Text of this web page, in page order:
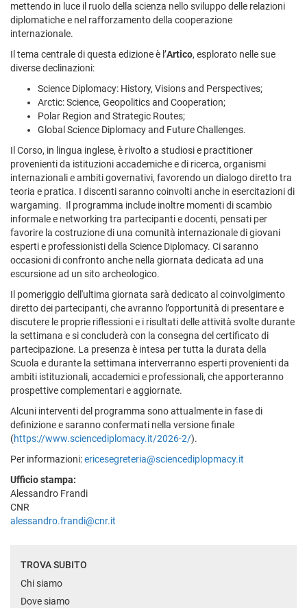
mettendo in luce il ruolo della scienza nello sviluppo delle relazioni
diplomatiche e nel rafforzamento della cooperazione
internazionale.
Il tema centrale di questa edizione è l’Artico, esplorato nelle sue
diverse declinazioni:
Science Diplomacy: History, Visions and Perspectives;
Arctic: Science, Geopolitics and Cooperation;
Polar Region and Strategic Routes;
Global Science Diplomacy and Future Challenges.
Il Corso, in lingua inglese, è rivolto a studiosi e practitioner
provenienti da istituzioni accademiche e di ricerca, organismi
internazionali e ambiti governativi, favorendo un dialogo diretto tra
teoria e pratica. I discenti saranno coinvolti anche in esercitazioni di
wargaming. Il programma include inoltre momenti di scambio
informale e networking tra partecipanti e docenti, pensati per
favorire la costruzione di una comunità internazionale di giovani
esperti e professionisti della Science Diplomacy. Ci saranno
occasioni di confronto anche nella giornata dedicata ad una
escursione ad un sito archeologico.
Il pomeriggio dell'ultima giornata sarà dedicato al coinvolgimento
diretto dei partecipanti, che avranno l’opportunità di presentare e
discutere le proprie riflessioni e i risultati delle attività svolte durante
la settimana e si concluderà con la consegna del certificato di
partecipazione. La presenza è intesa per tutta la durata della
Scuola e durante la settimana interverranno esperti provenienti da
ambiti istituzionali, accademici e professionali, che apporteranno
prospettive complementari e aggiornate.
Alcuni interventi del programma sono attualmente in fase di
definizione e saranno confermati nella versione finale
(https://www.sciencediplomacy.it/2026-2/).
Per informazioni:ericesegreteria@sciencediplopmacy.it
Ufficio stampa:
Alessandro Frandi
CNR
alessandro.frandi@cnr.it
TROVA SUBITO
Chi siamo
Dove siamo